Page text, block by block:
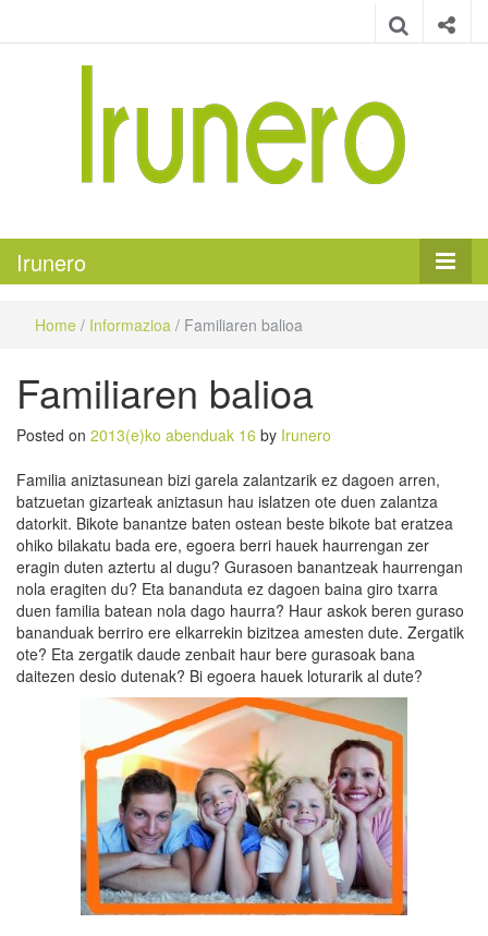
Irunero
Home / Informazioa / Familiaren balioa
Familiaren balioa
Posted on 2013(e)ko abenduak 16 by Irunero
Familia aniztasunean bizi garela zalantzarik ez dagoen arren,
batzuetan gizarteak aniztasun hau islatzen ote duen zalantza
datorkit. Bikote banantze baten ostean beste bikote bat eratzea
ohiko bilakatu bada ere, egoera berri hauek haurrengan zer
eragin duten aztertu al dugu? Gurasoen banantzeak haurrengan
nola eragiten du? Eta bananduta ez dagoen baina giro txarra
duen familia batean nola dago haurra? Haur askok beren guraso
bananduak berriro ere elkarrekin bizitzea amesten dute. Zergatik
ote? Eta zergatik daude zenbait haur bere gurasoak bana
daitezen desio dutenak? Bi egoera hauek loturarik al dute?